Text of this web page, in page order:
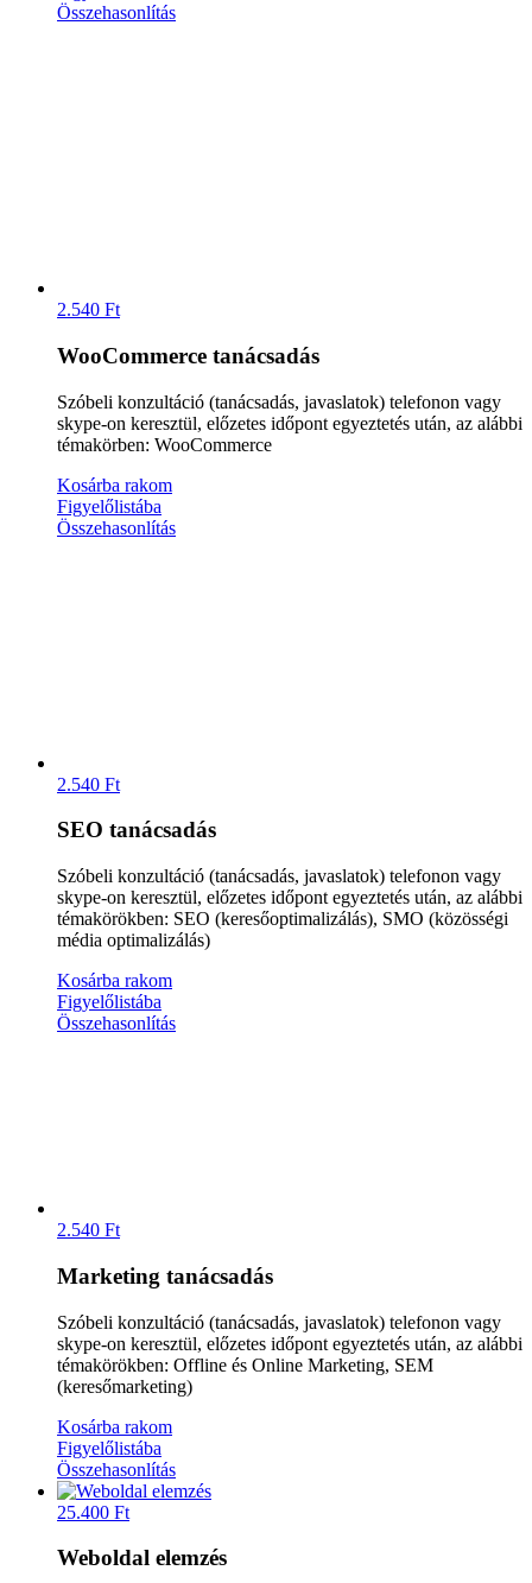
Összehasonlítás
2.540 Ft
WooCommerce tanácsadás
Szóbeli konzultáció (tanácsadás, javaslatok) telefonon vagy
skype-on keresztül, előzetes időpont egyeztetés után, az alábbi
témakörben: WooCommerce
Kosárba rakom
Figyelőlistába
Összehasonlítás
2.540 Ft
SEO tanácsadás
Szóbeli konzultáció (tanácsadás, javaslatok) telefonon vagy
skype-on keresztül, előzetes időpont egyeztetés után, az alábbi
témakörökben: SEO (keresőoptimalizálás), SMO (közösségi
média optimalizálás)
Kosárba rakom
Figyelőlistába
Összehasonlítás
2.540 Ft
Marketing tanácsadás
Szóbeli konzultáció (tanácsadás, javaslatok) telefonon vagy
skype-on keresztül, előzetes időpont egyeztetés után, az alábbi
témakörökben: Offline és Online Marketing, SEM
(keresőmarketing)
Kosárba rakom
Figyelőlistába
Összehasonlítás
25.400 Ft
Weboldal elemzés